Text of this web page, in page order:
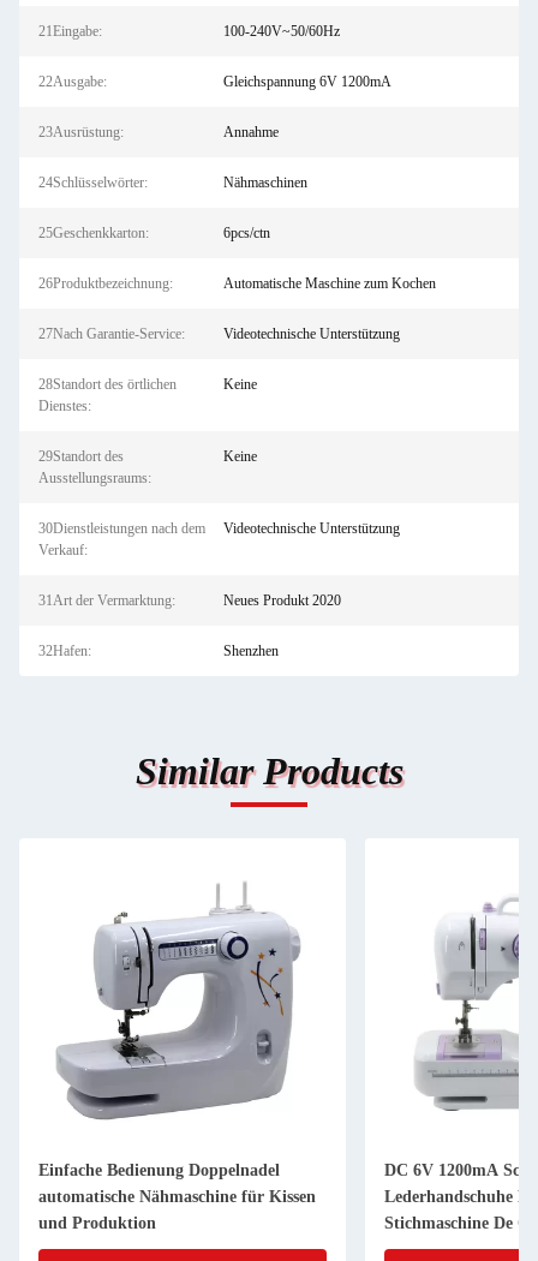
21Eingabe: 100-240V~50/60Hz
22Ausgabe: Gleichspannung 6V 1200mA
23Ausrüstung: Annahme
24Schlüsselwörter: Nähmaschinen
25Geschenkkarton: 6pcs/ctn
26Produktbezeichnung: Automatische Maschine zum Kochen
27Nach Garantie-Service: Videotechnische Unterstützung
28Standort des örtlichen
Dienstes:
Keine
29Standort des
Ausstellungsraums:
Keine
30Dienstleistungen nach dem
Verkauf:
Videotechnische Unterstützung
31Art der Vermarktung: Neues Produkt 2020
32Hafen: Shenzhen
Similar Products
Einfache Bedienung Doppelnadel
automatische Nähmaschine für Kissen
und Produktion
DC 6V 1200mA
Lederhandschuhe
Stichmaschine De